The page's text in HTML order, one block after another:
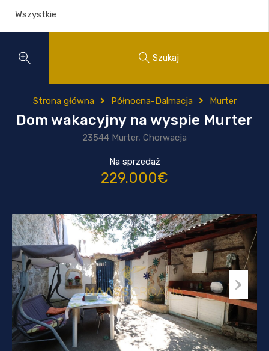
Szukaj
Strona główna Północna-Dalmacja Murter
Dom wakacyjny na wyspie Murter
23544 Murter, Chorwacja
Na sprzedaż
229.000€